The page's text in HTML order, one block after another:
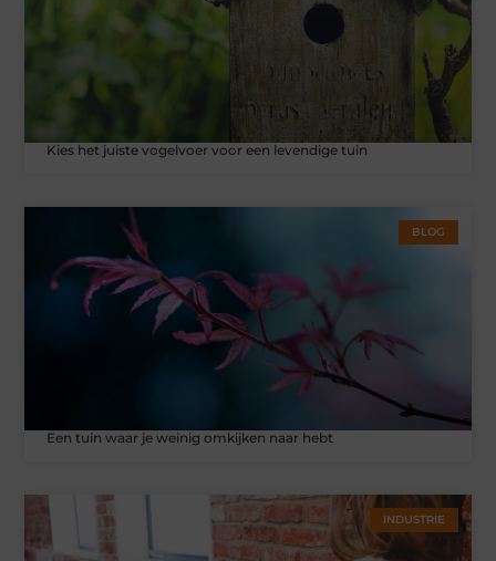
Kies het juiste vogelvoer voor een levendige tuin
BLOG
Een tuin waar je weinig omkijken naar hebt
INDUSTRIE